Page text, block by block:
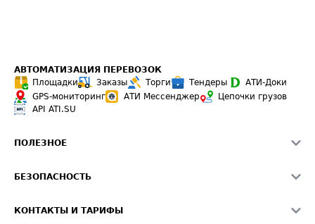
АВТОМАТИЗАЦИЯ ПЕРЕВОЗОК
Площадки
Заказы Торги Тендеры
АТИ-Доки
GPS-мониторинг
АТИ Мессенджер
Цепочки грузов
API ATI.SU
ПОЛЕЗНОЕ
Звезды ATI.SU на вашем сайте
БЕЗОПАСНОСТЬ
КОНТАКТЫ И ТАРИФЫ